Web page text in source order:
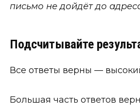
письмо не дойдёт до
Подсчитывайте
Все ответы верны —
Большая часть ответов